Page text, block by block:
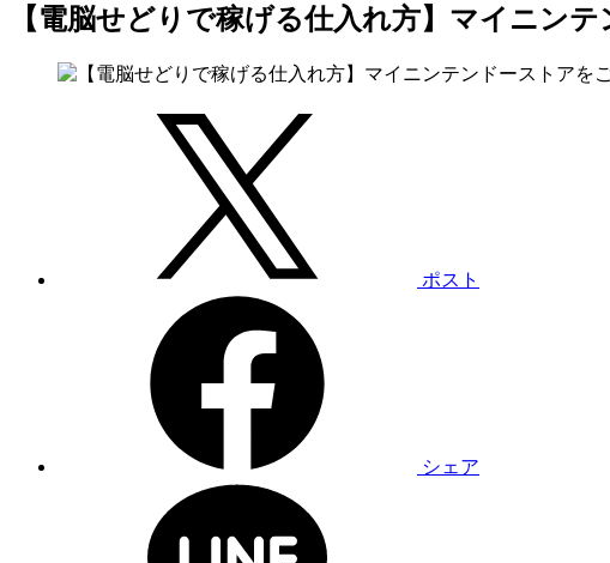
【電脳せどりで稼げる仕入れ方】マイニン
ポスト
シェア